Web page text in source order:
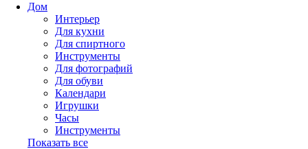
Дом
Интерьер
Для кухни
Для спиртного
Инструменты
Для фотографий
Для обуви
Календари
Игрушки
Часы
Инструменты
Показать все